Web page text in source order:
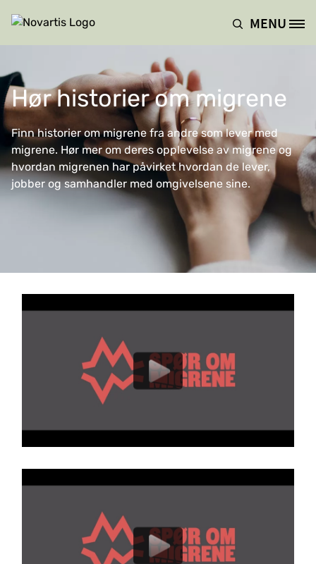
Site Logo MENU
Hør historier om migrene
Finn historier om migrene fra andre som lever med
migrene. Hør mer om deres opplevelse av migrene og
hvordan migrenen har påvirket hvordan de lever,
jobber og samhandler med omgivelsene sine.